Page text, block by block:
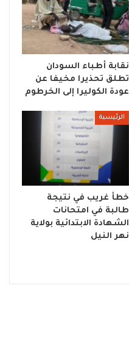
نقابة أطباء السودان
تطلق تحذيرا مخيفا عن
عودة الكوليرا إلى الخرطوم
الرئيسية
خطأ غريب في نتيجة
طالبة في امتحانات
الشهادة الابتدائية بولاية
نهر النيل